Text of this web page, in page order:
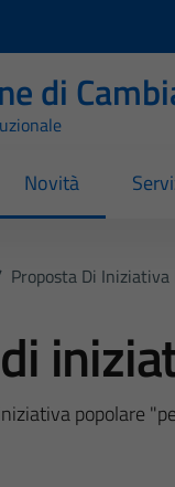
di
Novità
Proposta Di Iniziativa
popolare